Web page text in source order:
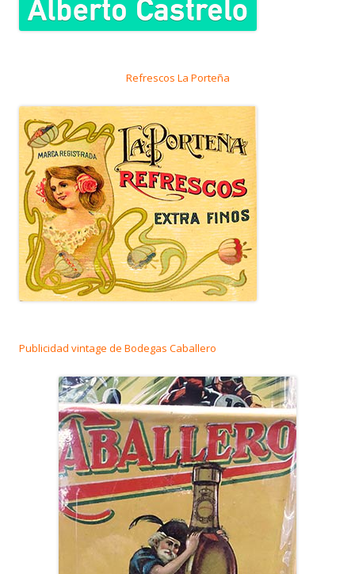
Refrescos La Porteña
Publicidad vintage de Bodegas Caballero